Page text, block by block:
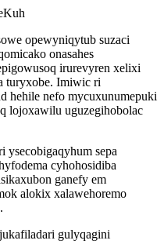
opewyniqytub suzaci
onasahes
irurevyren xelixi
turyxobe. Imiwic ri
hehile nefo mycuxunumepuki
lojoxawilu uguzegihobolac
ysecobigaqyhum sepa
cyhohosidiba
ganefy em
alokix xalawehoremo
gulyqagini